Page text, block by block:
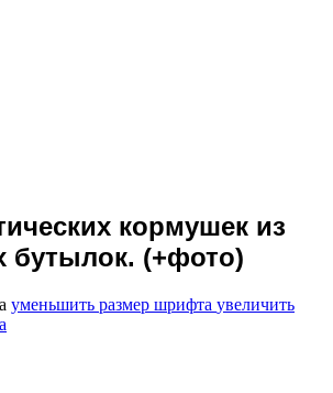
кормушек из
бутылок. (+фото)
уменьшить размер шрифта увеличить